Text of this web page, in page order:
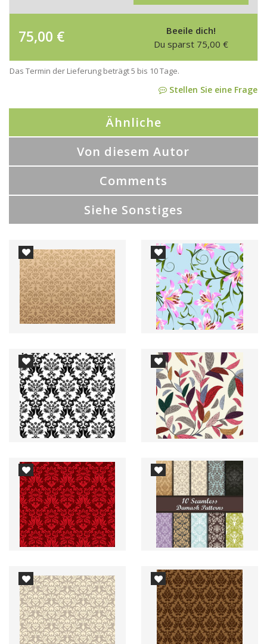
75,00 €
Beeile dich!
Du sparst 75,00 €
Das Termin der Lieferung beträgt 5 bis 10 Tage.
Stellen Sie eine Frage
Ähnliche
Von diesem Autor
Comments
Siehe Sonstiges